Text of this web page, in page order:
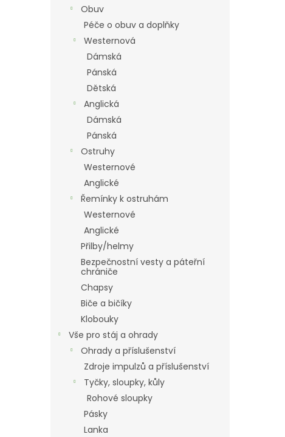
Obuv
Péče o obuv a doplňky
Westernová
Dámská
Pánská
Dětská
Anglická
Dámská
Pánská
Ostruhy
Westernové
Anglické
Řemínky k ostruhám
Westernové
Anglické
Přilby/helmy
Bezpečnostní vesty a páteřní
chrániče
Chapsy
Biče a bičíky
Klobouky
Vše pro stáj a ohrady
Ohrady a příslušenství
Zdroje impulzů a příslušenství
Tyčky, sloupky, kůly
Rohové sloupky
Pásky
Lanka